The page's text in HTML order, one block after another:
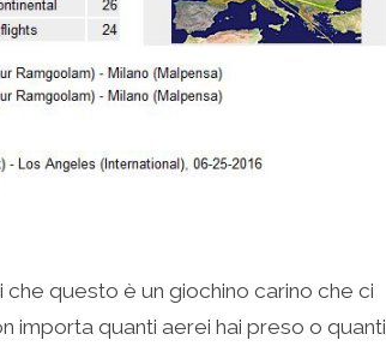
questo è un giochino carino che ci
importa quanti aerei hai preso o quanti